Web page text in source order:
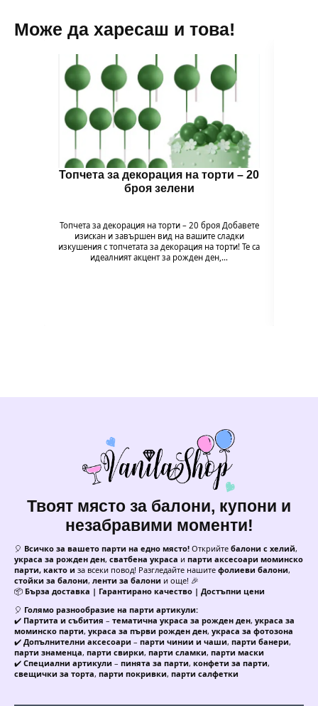
Може да харесаш и това!
Топчета за декорация на торти – 20
броя зелени
Топчета за декорация на торти – 20 броя Добавете
изискан и завършен вид на вашите сладки
изкушения с топчетата за декорация на торти! Те са
идеалният акцент за рожден ден,…
Твоят място за балони, купони и
незабравими моменти!
🎈 Всичко за вашето парти на едно място! Открийте балони с хелий,
украса за рожден ден, сватбена украса и парти аксесоари моминско
парти, както и за всеки повод! Разгледайте нашите фолиеви балони,
стойки за балони, ленти за балони и още! 🎉
📦 Бърза доставка | Гарантирано качество | Достъпни цени
🎈 Голямо разнообразие на парти артикули:
✔️ Партита и събития – тематична украса за рожден ден, украса за
моминско парти, украса за първи рожден ден, украса за фотозона
✔️ Допълнителни аксесоари – парти чинии и чаши, парти банери,
парти знаменца, парти свирки, парти сламки, парти маски
✔️ Специални артикули – пинята за парти, конфети за парти,
свещички за торта, парти покривки, парти салфетки